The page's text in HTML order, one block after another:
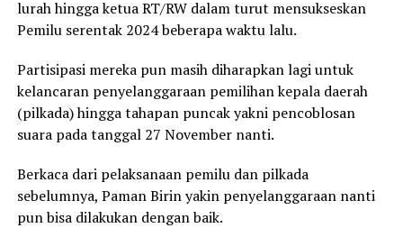
lurah hingga ketua RT/RW dalam turut mensukseskan
Pemilu serentak 2024 beberapa waktu lalu.
Partisipasi mereka pun masih diharapkan lagi untuk
kelancaran penyelanggaraan pemilihan kepala daerah
(pilkada) hingga tahapan puncak yakni pencoblosan
suara pada tanggal 27 November nanti.
Berkaca dari pelaksanaan pemilu dan pilkada
sebelumnya, Paman Birin yakin penyelanggaraan nanti
pun bisa dilakukan dengan baik.